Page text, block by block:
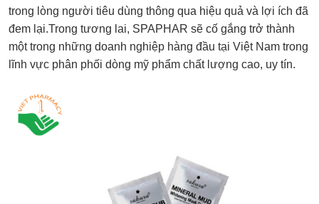
trong lòng người tiêu dùng thông qua hiệu quả và lợi ích đã
đem lại.Trong tương lai, SPAPHAR sẽ cố gắng trở thành
một trong những doanh nghiệp hàng đầu tại Việt Nam trong
lĩnh vực phân phối dòng mỹ phẩm chất lượng cao, uy tín.